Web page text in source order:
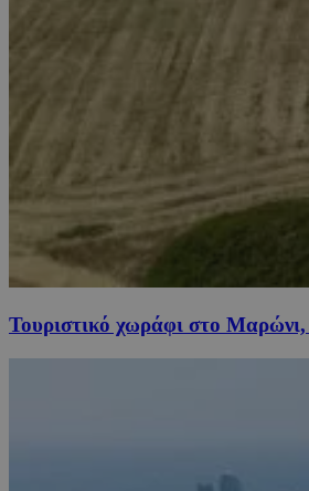
Τουριστικό χωράφι στο